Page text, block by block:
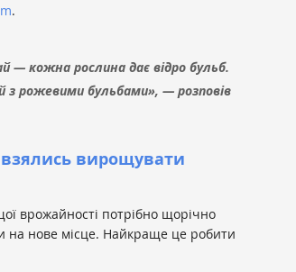
.
— кожна рослина дає відро бульб.
рожевими бульбами», — розповів
вирощувати
врожайності потрібно щорічно
на нове місце. Найкраще це робити